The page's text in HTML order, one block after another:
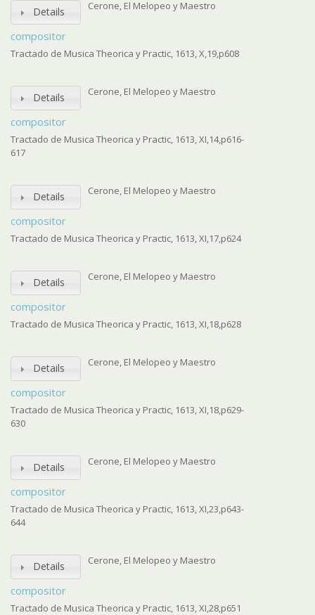
Details
compositor
Cerone, El Melopeo y Maestro
Tractado de Musica Theorica y Practic, 1613, X,19,p608
Details
compositor
Cerone, El Melopeo y Maestro
Tractado de Musica Theorica y Practic, 1613, XI,14,p616-
617
Details
compositor
Cerone, El Melopeo y Maestro
Tractado de Musica Theorica y Practic, 1613, XI,17,p624
Details
compositor
Cerone, El Melopeo y Maestro
Tractado de Musica Theorica y Practic, 1613, XI,18,p628
Details
compositor
Cerone, El Melopeo y Maestro
Tractado de Musica Theorica y Practic, 1613, XI,18,p629-
630
Details
compositor
Cerone, El Melopeo y Maestro
Tractado de Musica Theorica y Practic, 1613, XI,23,p643-
644
Details
compositor
Cerone, El Melopeo y Maestro
Tractado de Musica Theorica y Practic, 1613, XI,28,p651